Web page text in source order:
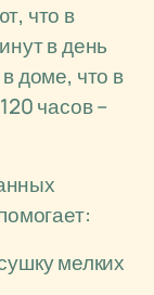
что в
в день
доме, что в
часов –
мелких